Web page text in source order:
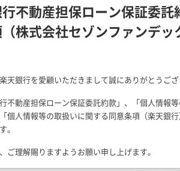
不動産担保ローン保証委
株式会社セゾンファンデ
天銀行を愛顧いただきまして誠にありがとうござ
行不動産担保ローン保証委託約款」、「個人情報
個人情報等の取扱いに関する同意条項（楽天銀
。
ご理解賜りますようお願い申し上げます。